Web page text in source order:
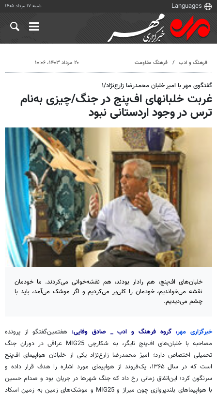
شنبه ۱۷ مرداد ۱۴۰۵
فرهنگ و ادب فرهنگ مقاومت ۲۰ مرداد ۱۴۰۳، ۱۰:۰۶
گفتگوی مهر با امیر خلبان محمدرضا زارع‌نژاد/۱
غربت خلبانهای اف‌پنج در جنگ/چیزی به‌نام
ترس در وجود اردستانی نبود
خلبان‌های اف‌پنج، هم رادار بودند، هم نقشه‌خوانی می‌کردند. ما خودمان
نقشه می‌خواندیم، خودمان را کلی‌یر می‌کردیم و اگر موشک می‌آمد، باید با
چشم می‌دیدیم.
خبرگزاری مهر، گروه فرهنگ و ادب _ صادق وفایی: هفتمین‌گفتگو از پرونده
مصاحبه با خلبان‌های اف‌پنج تایگر، به شکارچی MIG25 عراقی در دوران جنگ
تحمیلی اختصاص دارد؛ امیرْ محمدرضا زارع‌نژاد یکی از خلبانان هواپیمای اف‌پنج
است که در سال ۱۳۶۵، یک‌فروند از هواپیمای مورد اشاره را هدف قرار داده و
سرنگون کرد؛ این‌اتفاق زمانی رخ داد که جنگ شهرها در جریان بود و صدام حسین
با هواپیماهای بلندپروازی چون میراژ و MIG25 و موشک‌های زمین به زمین اسکاد